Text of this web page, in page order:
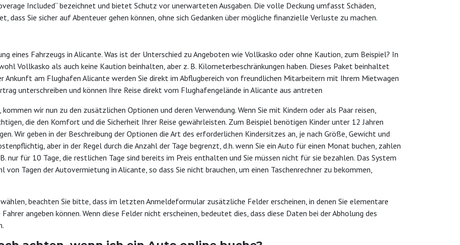
Included“ bezeichnet und bietet Schutz vor unerwarteten Ausgaben. Die volle Deckung umfasst Schäden,
Sie sicher auf Abenteuer gehen können, ohne sich Gedanken über mögliche finanzielle Verluste zu machen.
eines Fahrzeugs in Alicante. Was ist der Unterschied zu Angeboten wie Vollkasko oder ohne Kaution, zum Beispiel? In
Vollkasko als auch keine Kaution beinhalten, aber z. B. Kilometerbeschränkungen haben. Dieses Paket beinhaltet
Ankunft am Flughafen Alicante werden Sie direkt im Abflugbereich von freundlichen Mitarbeitern mit Ihrem Mietwagen
unterschreiben und können Ihre Reise direkt vom Flughafengelände in Alicante aus antreten
wir nun zu den zusätzlichen Optionen und deren Verwendung. Wenn Sie mit Kindern oder als Paar reisen,
die den Komfort und die Sicherheit Ihrer Reise gewährleisten. Zum Beispiel benötigen Kinder unter 12 Jahren
Wir geben in der Beschreibung der Optionen die Art des erforderlichen Kindersitzes an, je nach Größe, Gewicht und
aber in der Regel durch die Anzahl der Tage begrenzt, d.h. wenn Sie ein Auto für einen Monat buchen, zahlen
nur für 10 Tage, die restlichen Tage sind bereits im Preis enthalten und Sie müssen nicht für sie bezahlen. Das System
von Tagen der Autovermietung in Alicante, so dass Sie nicht brauchen, um einen Taschenrechner zu bekommen,
beachten Sie bitte, dass im letzten Anmeldeformular zusätzliche Felder erscheinen, in denen Sie elementare
angeben können. Wenn diese Felder nicht erscheinen, bedeutet dies, dass diese Daten bei der Abholung des